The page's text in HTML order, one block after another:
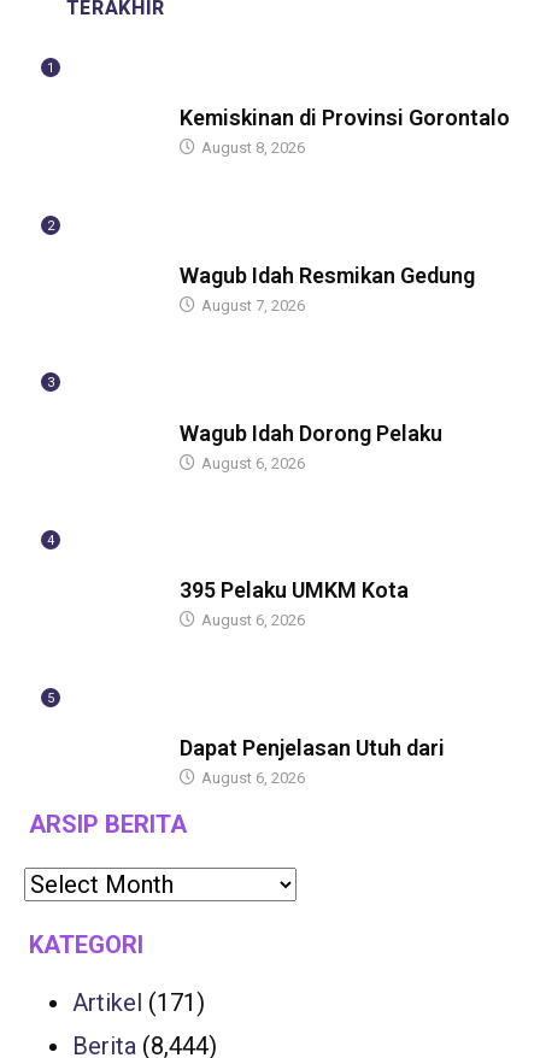
TERAKHIR
1
Kemiskinan di Provinsi Gorontalo
August 8, 2026
2
Wagub Idah Resmikan Gedung
August 7, 2026
3
Wagub Idah Dorong Pelaku
August 6, 2026
4
395 Pelaku UMKM Kota
August 6, 2026
5
Dapat Penjelasan Utuh dari
August 6, 2026
ARSIP BERITA
KATEGORI
Artikel (171)
Berita (8,444)